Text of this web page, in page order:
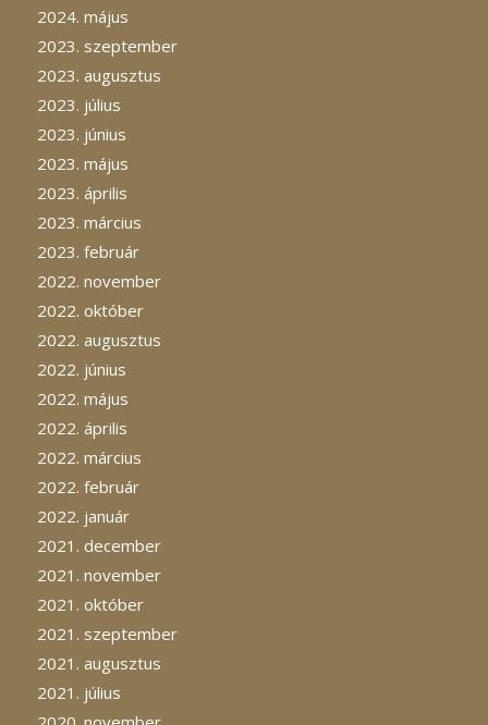
2024. május
2023. szeptember
2023. augusztus
2023. július
2023. június
2023. május
2023. április
2023. március
2023. február
2022. november
2022. október
2022. augusztus
2022. június
2022. május
2022. április
2022. március
2022. február
2022. január
2021. december
2021. november
2021. október
2021. szeptember
2021. augusztus
2021. július